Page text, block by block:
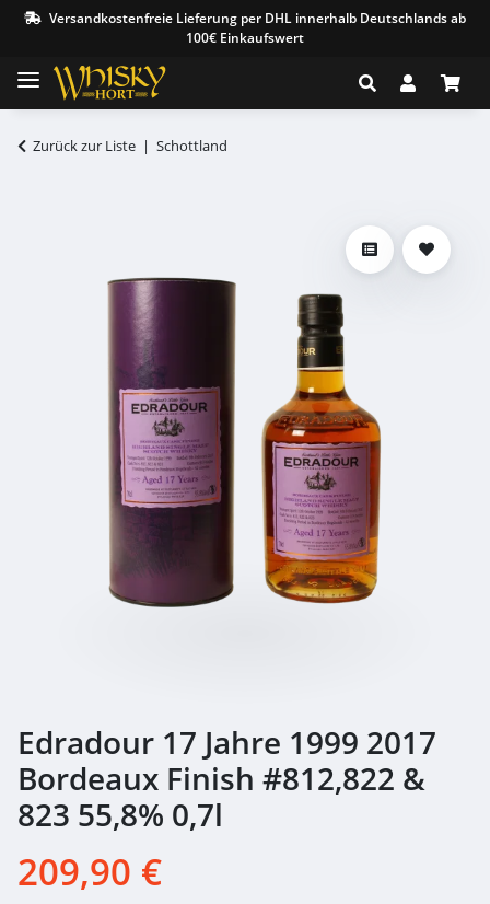
Versandkostenfreie Lieferung per DHL innerhalb Deutschlands ab
100€ Einkaufswert
Zurück zur Liste Schottland
Edradour 17 Jahre 1999 2017
Bordeaux Finish #812,822 &
823 55,8% 0,7l
209,90 €